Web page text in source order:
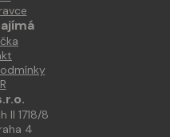
II 1718/8
4